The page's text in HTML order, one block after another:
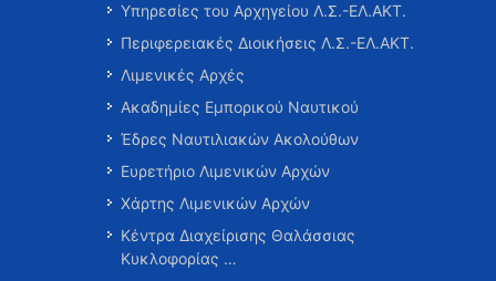
Υπηρεσίες του Αρχηγείου Λ.Σ.-ΕΛ.ΑΚΤ.
Περιφερειακές Διοικήσεις Λ.Σ.-ΕΛ.ΑΚΤ.
Λιμενικές Αρχές
Ακαδημίες Εμπορικού Ναυτικού
Έδρες Ναυτιλιακών Ακολούθων
Ευρετήριο Λιμενικών Αρχών
Χάρτης Λιμενικών Αρχών
Κέντρα Διαχείρισης Θαλάσσιας
Κυκλοφορίας …